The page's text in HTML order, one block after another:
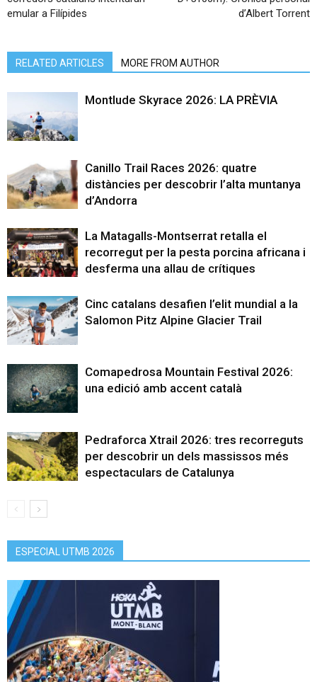
emular a Filípides
d’Albert Torrent
RELATED ARTICLES MORE FROM AUTHOR
Montlude Skyrace 2026: LA PRÈVIA
Canillo Trail Races 2026: quatre
distàncies per descobrir l’alta muntanya
d’Andorra
La Matagalls-Montserrat retalla el
recorregut per la pesta porcina africana i
desferma una allau de crítiques
Cinc catalans desafien l’elit mundial a la
Salomon Pitz Alpine Glacier Trail
Comapedrosa Mountain Festival 2026:
una edició amb accent català
Pedraforca Xtrail 2026: tres recorreguts
per descobrir un dels massissos més
espectaculars de Catalunya
ESPECIAL UTMB 2026